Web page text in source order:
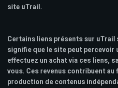
site uTrail.
Certains liens présents sur
signifie que le site peut percevoir
effectuez un achat via ces liens,
vous. Ces revenus contribuent
production de contenus